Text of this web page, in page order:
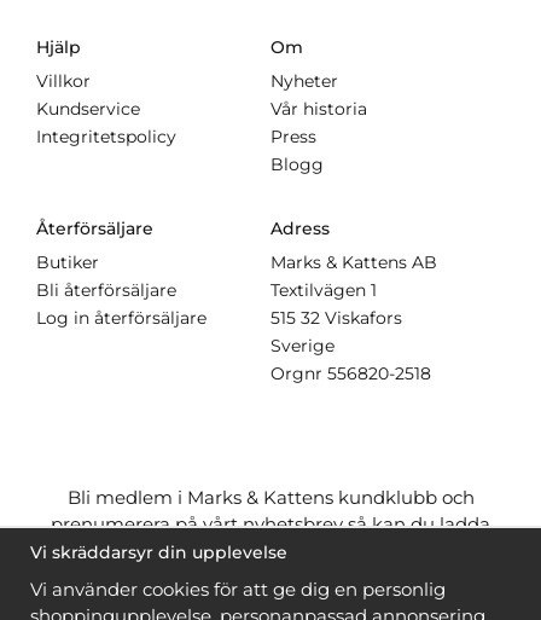
Hjälp
Villkor
Kundservice
Integritetspolicy
Om
Nyheter
Vår historia
Press
Blogg
Återförsäljare
Butiker
Bli återförsäljare
Log in återförsäljare
Adress
Marks & Kattens AB
Textilvägen 1
515 32 Viskafors
Sverige
Orgnr 556820-2518
Bli medlem i Marks & Kattens kundklubb och
prenumerera på vårt nyhetsbrev så kan du ladda
ner många mönstergratisoch få många
när du handlar garn till mönstret. Du ser vilka som
är
gratis när du är inloggad
Vi skräddarsyr din upplevelse
Vi använder cookies för att ge dig en personlig